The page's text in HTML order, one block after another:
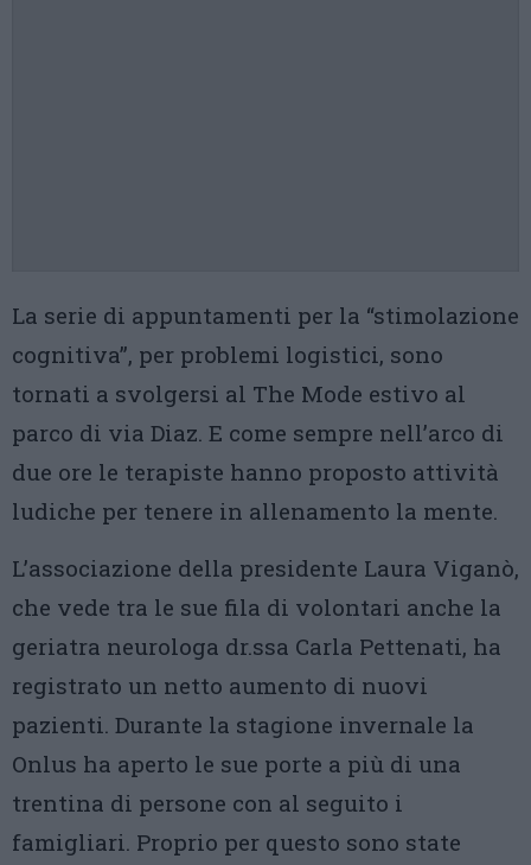
La serie di appuntamenti per la “stimolazione
cognitiva”, per problemi logistici, sono
tornati a svolgersi al The Mode estivo al
parco di via Diaz. E come sempre nell’arco di
due ore le terapiste hanno proposto attività
ludiche per tenere in allenamento la mente.
L’associazione della presidente Laura Viganò,
che vede tra le sue fila di volontari anche la
geriatra neurologa dr.ssa Carla Pettenati, ha
registrato un netto aumento di nuovi
pazienti. Durante la stagione invernale la
Onlus ha aperto le sue porte a più di una
trentina di persone con al seguito i
famigliari. Proprio per questo sono state